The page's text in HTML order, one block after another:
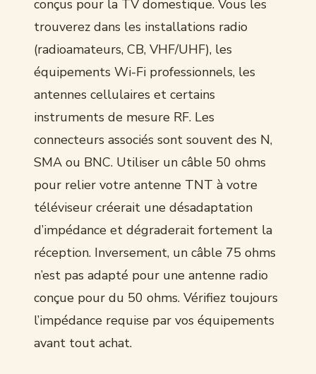
conçus pour la TV domestique. Vous les
trouverez dans les installations radio
(radioamateurs, CB, VHF/UHF), les
équipements Wi-Fi professionnels, les
antennes cellulaires et certains
instruments de mesure RF. Les
connecteurs associés sont souvent des N,
SMA ou BNC. Utiliser un câble 50 ohms
pour relier votre antenne TNT à votre
téléviseur créerait une désadaptation
d’impédance et dégraderait fortement la
réception. Inversement, un câble 75 ohms
n’est pas adapté pour une antenne radio
conçue pour du 50 ohms. Vérifiez toujours
l’impédance requise par vos équipements
avant tout achat.